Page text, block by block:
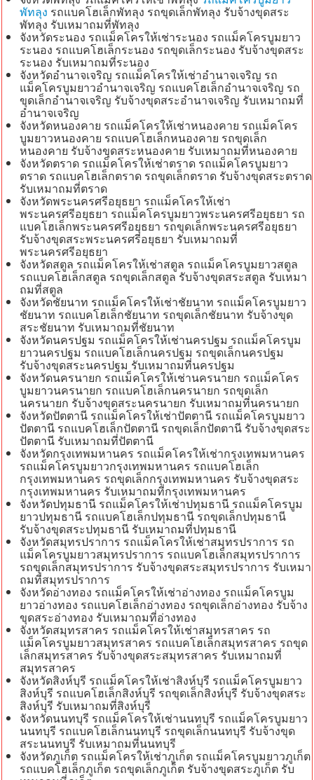
พัทลุง รถแบคโฮเล็กพัทลุง รถขุดเล็กพัทลุง รับจ้างขุดสระ
พัทลุง รับเหมาถมที่พัทลุง
จังหวัดระนอง รถแม็คโครให้เช่าระนอง รถแม็คโครบูมยาว
ระนอง รถแบคโฮเล็กระนอง รถขุดเล็กระนอง รับจ้างขุดสระ
ระนอง รับเหมาถมที่ระนอง
จังหวัดอำนาจเจริญ รถแม็คโครให้เช่าอำนาจเจริญ รถ
แม็คโครบูมยาวอำนาจเจริญ รถแบคโฮเล็กอำนาจเจริญ รถ
ขุดเล็กอำนาจเจริญ รับจ้างขุดสระอำนาจเจริญ รับเหมาถมที่
อำนาจเจริญ
จังหวัดหนองคาย รถแม็คโครให้เช่าหนองคาย รถแม็คโคร
บูมยาวหนองคาย รถแบคโฮเล็กหนองคาย รถขุดเล็ก
หนองคาย รับจ้างขุดสระหนองคาย รับเหมาถมที่หนองคาย
จังหวัดตราด รถแม็คโครให้เช่าตราด รถแม็คโครบูมยาว
ตราด รถแบคโฮเล็กตราด รถขุดเล็กตราด รับจ้างขุดสระตราด
รับเหมาถมที่ตราด
จังหวัดพระนครศรีอยุธยา รถแม็คโครให้เช่า
พระนครศรีอยุธยา รถแม็คโครบูมยาวพระนครศรีอยุธยา รถ
แบคโฮเล็กพระนครศรีอยุธยา รถขุดเล็กพระนครศรีอยุธยา
รับจ้างขุดสระพระนครศรีอยุธยา รับเหมาถมที่
พระนครศรีอยุธยา
จังหวัดสตูล รถแม็คโครให้เช่าสตูล รถแม็คโครบูมยาวสตูล
รถแบคโฮเล็กสตูล รถขุดเล็กสตูล รับจ้างขุดสระสตูล รับเหมา
ถมที่สตูล
จังหวัดชัยนาท รถแม็คโครให้เช่าชัยนาท รถแม็คโครบูมยาว
ชัยนาท รถแบคโฮเล็กชัยนาท รถขุดเล็กชัยนาท รับจ้างขุด
สระชัยนาท รับเหมาถมที่ชัยนาท
จังหวัดนครปฐม รถแม็คโครให้เช่านครปฐม รถแม็คโครบูม
ยาวนครปฐม รถแบคโฮเล็กนครปฐม รถขุดเล็กนครปฐม
รับจ้างขุดสระนครปฐม รับเหมาถมที่นครปฐม
จังหวัดนครนายก รถแม็คโครให้เช่านครนายก รถแม็คโคร
บูมยาวนครนายก รถแบคโฮเล็กนครนายก รถขุดเล็ก
นครนายก รับจ้างขุดสระนครนายก รับเหมาถมที่นครนายก
จังหวัดปัตตานี รถแม็คโครให้เช่าปัตตานี รถแม็คโครบูมยาว
ปัตตานี รถแบคโฮเล็กปัตตานี รถขุดเล็กปัตตานี รับจ้างขุดสระ
ปัตตานี รับเหมาถมที่ปัตตานี
จังหวัดกรุงเทพมหานคร รถแม็คโครให้เช่ากรุงเทพมหานคร
รถแม็คโครบูมยาวกรุงเทพมหานคร รถแบคโฮเล็ก
กรุงเทพมหานคร รถขุดเล็กกรุงเทพมหานคร รับจ้างขุดสระ
กรุงเทพมหานคร รับเหมาถมที่กรุงเทพมหานคร
จังหวัดปทุมธานี รถแม็คโครให้เช่าปทุมธานี รถแม็คโครบูม
ยาวปทุมธานี รถแบคโฮเล็กปทุมธานี รถขุดเล็กปทุมธานี
รับจ้างขุดสระปทุมธานี รับเหมาถมที่ปทุมธานี
จังหวัดสมุทรปราการ รถแม็คโครให้เช่าสมุทรปราการ รถ
แม็คโครบูมยาวสมุทรปราการ รถแบคโฮเล็กสมุทรปราการ
รถขุดเล็กสมุทรปราการ รับจ้างขุดสระสมุทรปราการ รับเหมา
ถมที่สมุทรปราการ
จังหวัดอ่างทอง รถแม็คโครให้เช่าอ่างทอง รถแม็คโครบูม
ยาวอ่างทอง รถแบคโฮเล็กอ่างทอง รถขุดเล็กอ่างทอง รับจ้าง
ขุดสระอ่างทอง รับเหมาถมที่อ่างทอง
จังหวัดสมุทรสาคร รถแม็คโครให้เช่าสมุทรสาคร รถ
แม็คโครบูมยาวสมุทรสาคร รถแบคโฮเล็กสมุทรสาคร รถขุด
เล็กสมุทรสาคร รับจ้างขุดสระสมุทรสาคร รับเหมาถมที่
สมุทรสาคร
จังหวัดสิงห์บุรี รถแม็คโครให้เช่าสิงห์บุรี รถแม็คโครบูมยาว
สิงห์บุรี รถแบคโฮเล็กสิงห์บุรี รถขุดเล็กสิงห์บุรี รับจ้างขุดสระ
สิงห์บุรี รับเหมาถมที่สิงห์บุรี
จังหวัดนนทบุรี รถแม็คโครให้เช่านนทบุรี รถแม็คโครบูมยาว
นนทบุรี รถแบคโฮเล็กนนทบุรี รถขุดเล็กนนทบุรี รับจ้างขุด
สระนนทบุรี รับเหมาถมที่นนทบุรี
จังหวัดภูเก็ต รถแม็คโครให้เช่าภูเก็ต รถแม็คโครบูมยาวภูเก็ต
รถแบคโฮเล็กภูเก็ต รถขุดเล็กภูเก็ต รับจ้างขุดสระภูเก็ต รับ